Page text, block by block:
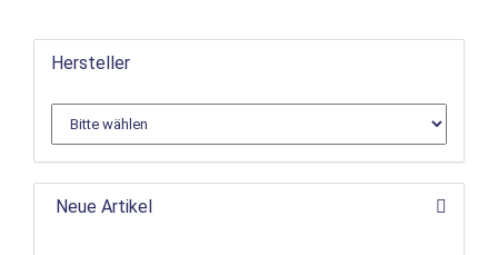
Hersteller
Neue Artikel